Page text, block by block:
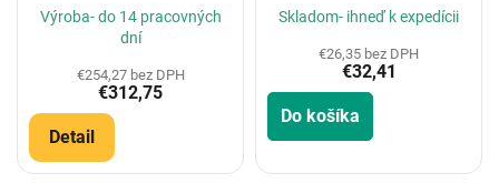
Výroba- do 14 pracovných
dní
€254,27 bez DPH
€312,75
Detail
Skladom- ihneď k expedícii
€26,35 bez DPH
€32,41
Do košíka